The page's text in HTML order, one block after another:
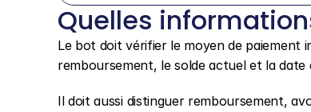
Quelles
Le bot doit vérifier le moyen de
remboursement, le solde actuel et la date
Il doit aussi distinguer remboursement,